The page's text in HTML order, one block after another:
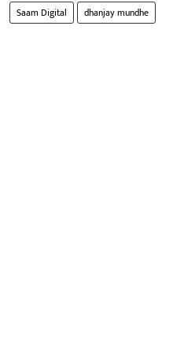
Saam Digital
dhanjay mundhe